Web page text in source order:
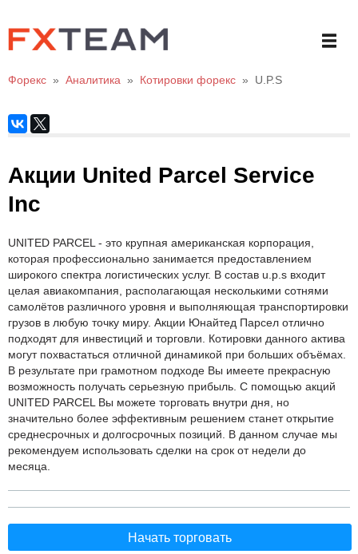
Форекс » Аналитика » Котировки форекс » U.P.S
Акции United Parcel Service
Inc
UNITED PARCEL - это крупная американская корпорация,
которая профессионально занимается предоставлением
широкого спектра логистических услуг. В состав u.p.s входит
целая авиакомпания, располагающая несколькими сотнями
самолётов различного уровня и выполняющая транспортировки
грузов в любую точку миру. Акции Юнайтед Парсел отлично
подходят для инвестиций и торговли. Котировки данного актива
могут похвастаться отличной динамикой при больших объёмах.
В результате при грамотном подходе Вы имеете прекрасную
возможность получать серьезную прибыль. С помощью акций
UNITED PARCEL Вы можете торговать внутри дня, но
значительно более эффективным решением станет открытие
среднесрочных и долгосрочных позиций. В данном случае мы
рекомендуем использовать сделки на срок от недели до
месяца.
Начать торговать